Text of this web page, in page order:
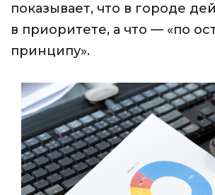
показывает, что в городе
в приоритете, а что — «по
принципу».